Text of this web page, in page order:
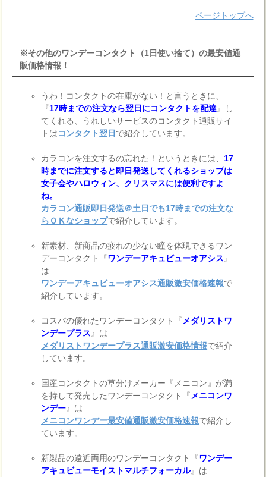
ページトップへ
※その他のワンデーコンタクト（1日使い捨て）の最安値通
販価格情報！
うわ！コンタクトの在庫がない！と言うときに、
『17時までの注文なら翌日にコンタクトを配達』し
てくれる、うれしいサービスのコンタクト通販サイ
トはコンタクト翌日 で紹介しています。
カラコンを注文するの忘れた！というときには、 17
時までに注文すると即日発送してくれるショップは
女子会やハロウィン、クリスマスには便利ですよ
ね。
カラコン通販即日発送＠土日でも17時までの注文な
らＯＫなショップで紹介しています。
新素材、新商品の疲れの少ない瞳を体現できるワン
デーコンタクト『ワンデーアキュビューオアシス 』
は
ワンデーアキュビューオアシス通販激安価格速報で
紹介しています。
コスパの優れたワンデーコンタクト『 メダリストワ
ンデープラス 』は
メダリストワンデープラス通販激安価格情報で紹介
しています。
国産コンタクトの草分けメーカー『メニコン』が満
を持して発売したワンデーコンタクト『 メニコンワ
ンデー』は
メニコンワンデー最安値通販激安価格速報で紹介し
ています。
新製品の遠近両用のワンデーコンタクト『ワンデー
アキュビューモイストマルチフォーカル』は